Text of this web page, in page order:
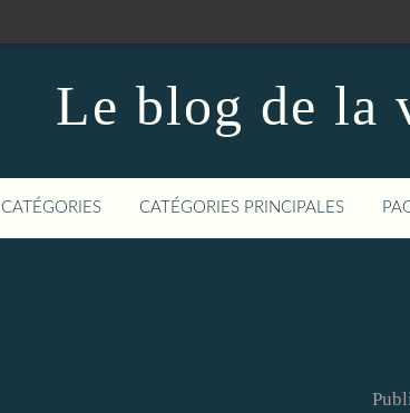
Le blog de la
CATÉGORIES CATÉGORIES PRINCIPALES